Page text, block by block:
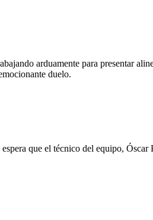
arduamente para presentar
duelo.
que el técnico del equipo,